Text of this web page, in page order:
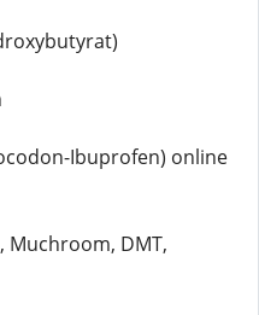
Ibuprofen) online
Muchroom, DMT,